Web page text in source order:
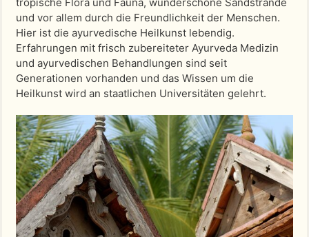
und vor allem durch die Freundlichkeit der Menschen.
Hier ist die ayurvedische Heilkunst lebendig.
Erfahrungen mit frisch zubereiteter Ayurveda Medizin
und ayurvedischen Behandlungen sind seit
Generationen vorhanden und das Wissen um die
Heilkunst wird an staatlichen Universitäten gelehrt.